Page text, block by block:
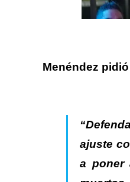
Menéndez
ajuste
a poner